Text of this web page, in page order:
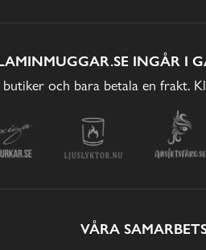
INGÅR I
och bara betala en frakt.
VÅRA